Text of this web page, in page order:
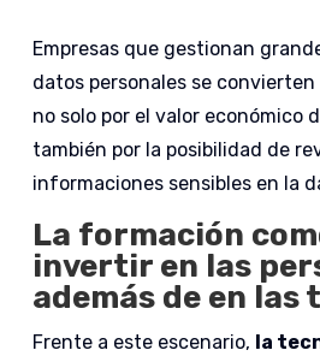
Empresas que gestionan
datos personales se convierten
no solo por el valor económico
también por la posibilidad de
informaciones sensibles en la
La formación
invertir en las
además de en las
Frente a este escenario, la